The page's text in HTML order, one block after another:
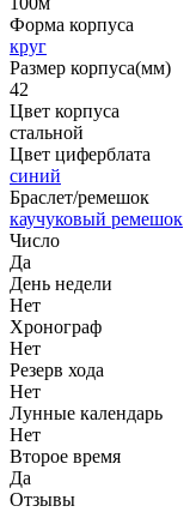
Форма корпуса
круг
Размер корпуса(мм)
42
Цвет корпуса
стальной
Цвет циферблата
синий
Браслет/ремешок
каучуковый ремешок
Число
Да
День недели
Нет
Хронограф
Нет
Резерв хода
Нет
Лунные календарь
Нет
Второе время
Да
Отзывы